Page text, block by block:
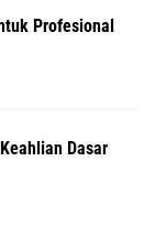
Profesional
Dasar